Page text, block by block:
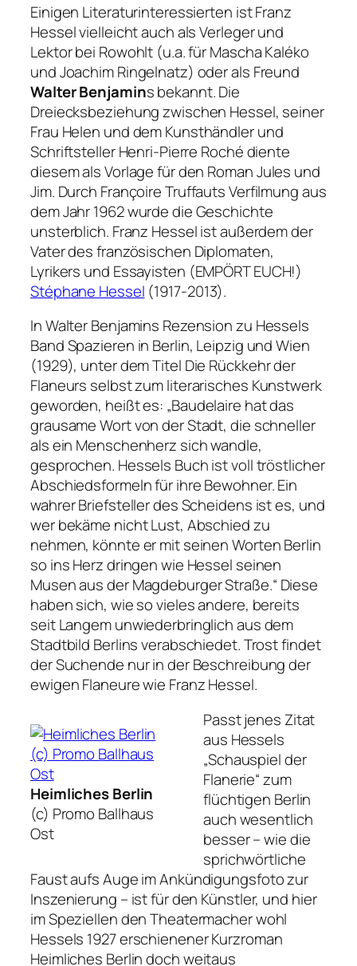
Einigen Literaturinteressierten ist Franz
Hessel vielleicht auch als Verleger und
Lektor bei Rowohlt (u.a. für Mascha Kaléko
und Joachim Ringelnatz) oder als Freund
Walter Benjamins bekannt. Die
Dreiecksbeziehung zwischen Hessel, seiner
Frau Helen und dem Kunsthändler und
Schriftsteller Henri-Pierre Roché diente
diesem als Vorlage für den RomanJules und
Jim. Durch Françoire Truffauts Verfilmung aus
dem Jahr 1962 wurde die Geschichte
unsterblich. Franz Hessel ist außerdem der
Vater des französischen Diplomaten,
Lyrikers und Essayisten (EMPÖRT EUCH!)
Stéphane Hessel (1917-2013).
In Walter Benjamins Rezension zu Hessels
BandSpazieren in Berlin, Leipzig und Wien
(1929), unter dem Titel Die Rückkehr der
Flaneurs selbst zum literarisches Kunstwerk
geworden, heißt es: „Baudelaire hat das
grausame Wort von der Stadt, die schneller
als ein Menschenherz sich wandle,
gesprochen. Hessels Buch ist voll tröstlicher
Abschiedsformeln für ihre Bewohner. Ein
wahrer Briefsteller des Scheidens ist es, und
wer bekäme nicht Lust, Abschied zu
nehmen, könnte er mit seinen Worten Berlin
so ins Herz dringen wie Hessel seinen
Musen aus der Magdeburger Straße.“ Diese
haben sich, wie so vieles andere, bereits
seit Langem unwiederbringlich aus dem
Stadtbild Berlins verabschiedet. Trost findet
der Suchende nur in der Beschreibung der
ewigen Flaneure wie Franz Hessel.
Heimliches Berlin
(c) Promo Ballhaus
Ost
Passt jenes Zitat
aus Hessels
„Schauspiel der
Flanerie“zum
flüchtigen Berlin
auch wesentlich
besser – wie die
sprichwörtliche
Faust aufs Auge im Ankündigungsfoto zur
Inszenierung – ist für den Künstler, und hier
im Speziellen den Theatermacher wohl
Hessels 1927 erschienener Kurzroman
Heimliches Berlindoch weitaus